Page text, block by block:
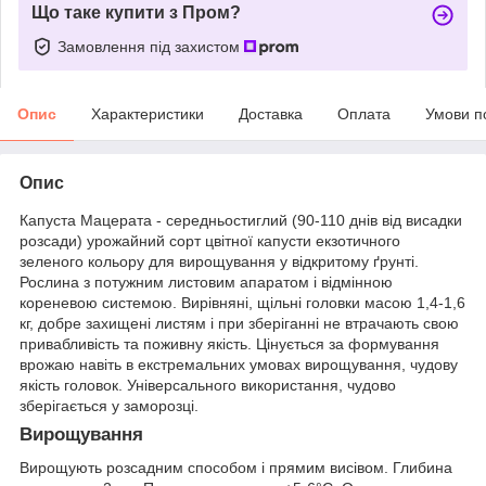
Що таке купити з Пром?
Замовлення під захистом
Опис Характеристики Доставка Оплата Умови
Опис
Капуста Мацерата - середньостиглий (90-110 днів від висадки
розсади) урожайний сорт цвітної капусти екзотичного
зеленого кольору для вирощування у відкритому ґрунті.
Рослина з потужним листовим апаратом і відмінною
кореневою системою. Вирівняні, щільні головки масою 1,4-1,6
кг, добре захищені листям і при зберіганні не втрачають свою
привабливість та поживну якість. Цінується за формування
врожаю навіть в екстремальних умовах вирощування, чудову
якість головок. Універсального використання, чудово
зберігається у заморозці.
Вирощування
Вирощують розсадним способом і прямим висівом. Глибина